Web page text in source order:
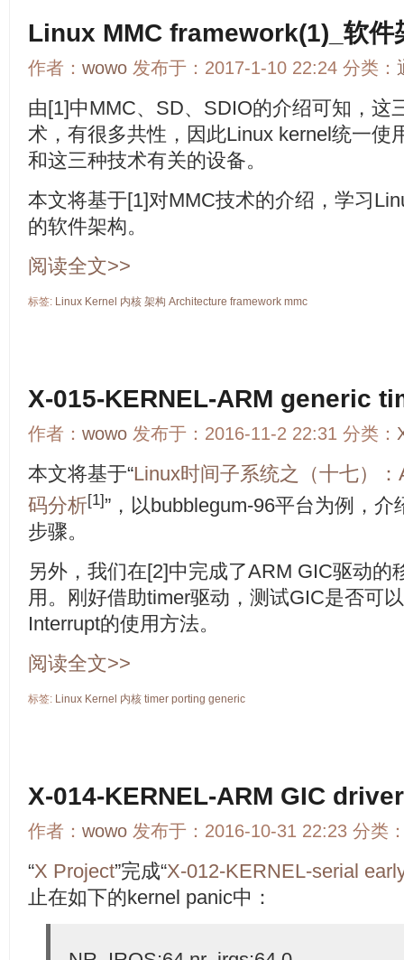
Linux MMC framework(1)_软件
作者： wowo 发布于：2017-1-10 22:24 分类：
由[1]中MMC、SD、SDIO的介绍可知，这
术，有很多共性，因此Linux kernel统一使
和这三种技术有关的设备。
本文将基于[1]对MMC技术的介绍，学习
的软件架构。
阅读全文>>
标签: Linux Kernel 内核 架构 Architecture framework mmc
X-015-KERNEL-ARM generic
作者： wowo 发布于：2016-11-2 22:31 分类：
本文将基于“Linux时间子系统之（十七）
码分析[1]”，以bubblegum-96平台为例，
步骤。
另外，我们在[2]中完成了ARM GIC驱动的
用。刚好借助timer驱动，测试GIC是否可
Interrupt的使用方法。
阅读全文>>
标签: Linux Kernel 内核 timer porting generic
X-014-KERNEL-ARM GIC
作者： wowo 发布于：2016-10-31 22:23 分类
“X Project”完成“X-012-KERNEL-serial
止在如下的kernel panic中：